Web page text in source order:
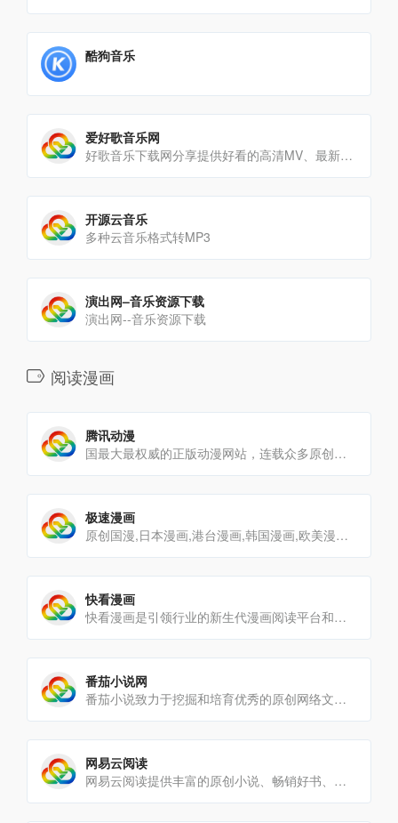
酷狗音乐
爱好歌音乐网
好歌音乐下载网分享提供好看的高清MV、最新音乐下载地址及车载MV在线播放,支持手机HTML5在线播放,使用音乐[…]
开源云音乐
多种云音乐格式转MP3
演出网–音乐资源下载
演出网--音乐资源下载
阅读漫画
腾讯动漫
国最大最权威的正版动漫网站，连载众多原创国漫，原创动画，正版日漫等海内外最热正版动漫内容，为上千万动漫爱好者提[…]
极速漫画
原创国漫,日本漫画,港台漫画,韩国漫画,欧美漫画,好漫画,为看漫画的人而生。
快看漫画
快看漫画是引领行业的新生代漫画阅读平台和兴趣社区。它为用户提供优质原创漫画内容，营造良好的二次元社区氛围，成为[…]
番茄小说网
番茄小说致力于挖掘和培育优秀的原创网络文学作家，签约作品将在今日头条、番茄小说等。
网易云阅读
网易云阅读提供丰富的原创小说、畅销好书、热门新闻和文章免费在线阅读和下载。包括文学、传记、艺术、经济管理，官场[…]